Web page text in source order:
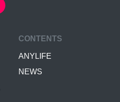
CONTENTS
ANYLIFE
NEWS